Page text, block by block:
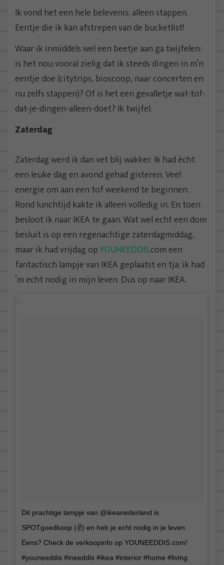
Ik vond het een hele belevenis; alleen stappen.
Eentje die ik kan afstrepen van de bucketlist!
Waar ik inmiddels wel een beetje aan ga twijfelen:
is het nou vooral zielig dat ik steeds dingen in m’n
eentje doe (citytrips, bioscoop, naar concerten en
nu zelfs stappen)? Of is het een gevalletje wat-tof-
dat-je-dingen-alleen-doet? Ik twijfel.
Zaterdag
Zaterdag werd ik dan vet blij wakker. Ik had écht
een leuke dag en avond gehad gisteren. Veel
energie om aan een tof weekend te beginnen.
Rond lunchtijd kakte ik alleen volledig in. En toen
besloot ik naar IKEA te gaan. Wat wel echt een dom
besluit is op een regenachtige zaterdagmiddag,
maar ik had vrijdag opYOUNEEDDIS.com een
fantastisch lampje van IKEA geplaatst en tja; ik had
‘m echt nodig in mijn leven. Dus op naar IKEA.
Dit prachtige lampje van @ikeanederland is
SPOTgoedkoop (✌️) en heb je echt nodig in je leven.
Eens? Check de verkoopinfo op YOUNEEDDIS.com!
#youneeddis #ineeddis #ikea #interior #home #living